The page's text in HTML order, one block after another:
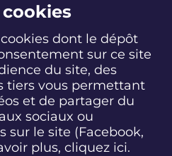
dont le dépôt
sur ce site
du site, des
tiers vous permettant
et de partager du
sociaux ou
sur le site (Facebook,
plus, cliquez ici.
S
u
i
v
e
z
-
n
S
u
i
v
e
z
-
n
S
u
i
v
e
-
n